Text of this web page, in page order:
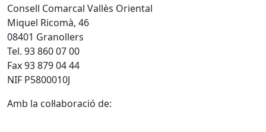
Consell Comarcal Vallès Oriental
Miquel Ricomà, 46
08401 Granollers
Tel. 93 860 07 00
Fax 93 879 04 44
NIF P5800010J
Amb la col·laboració de: